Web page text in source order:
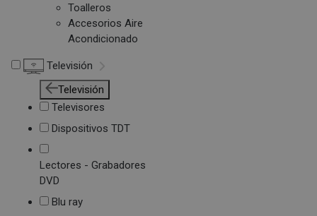
Toalleros
Accesorios Aire
Acondicionado
Televisión
Televisión
Televisores
Dispositivos TDT
Lectores - Grabadores
DVD
Blu ray